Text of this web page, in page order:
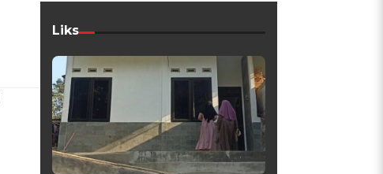
Liks